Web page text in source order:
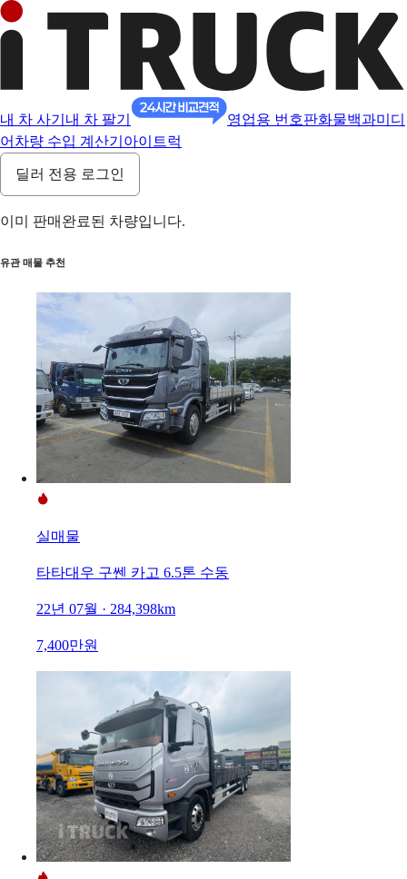
내 차 사기 내 차 팔기 영업용 번호판화물백과미디
어 차량 수입 계산기 아이트럭
딜러 전용 로그인
이미 판매완료된 차량입니다.
유관 매물 추천
실매물
타타대우 구쎈 카고 6.5톤 수동
22년 07월 · 284,398km
7,400만원